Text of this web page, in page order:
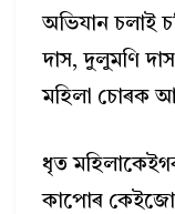
অভিযান চলাই
দাস, দুলুমণি
মহিলা চোৰক
ধৃত
কাপোৰ